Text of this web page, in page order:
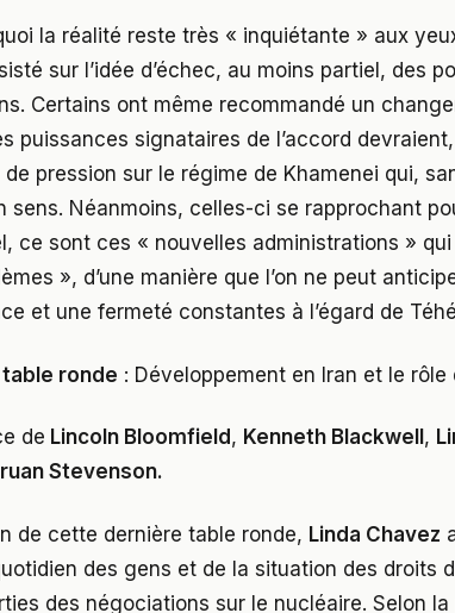
la réalité reste très « inquiétante » aux
sur l’idée d’échec, au moins partiel, des
Certains ont même recommandé un
puissances signataires de l’accord
pression sur le régime de Khamenei qui,
sens. Néanmoins, celles-ci se rapprochant
ce sont ces « nouvelles administrations »
», d’une manière que l’on ne peut
et une fermeté constantes à l’égard de
ronde : Développement en Iran et le rôle
de Lincoln Bloomfield , Kenneth Blackwell ,
Stevenson.
de cette dernière table ronde, Linda Chavez
des gens et de la situation des droits
des négociations sur le nucléaire. Selon